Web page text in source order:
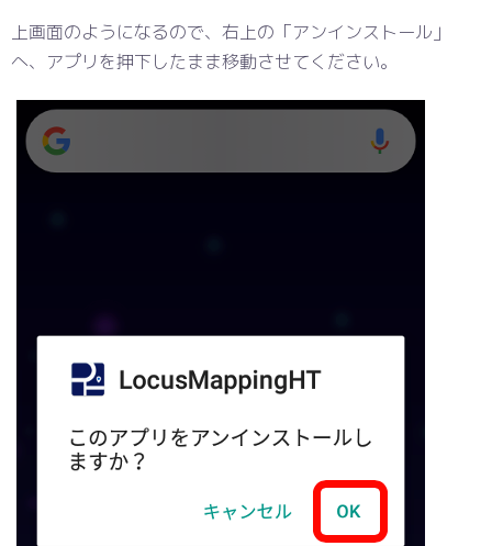
上画面のようになるので、右上の「アンインストール」
へ、アプリを押下したまま移動させてください。